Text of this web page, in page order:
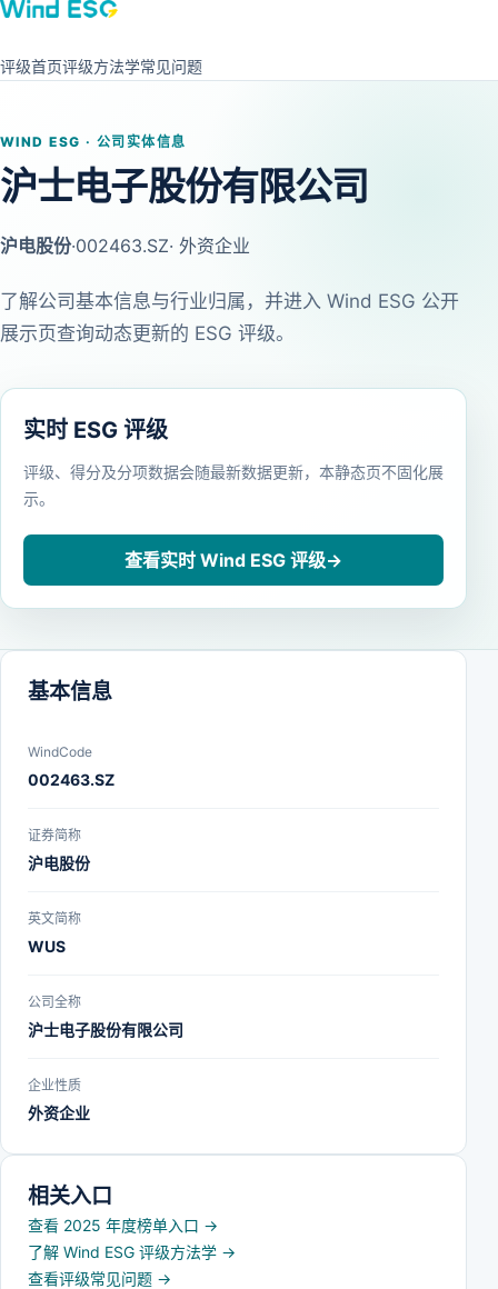
评级首页评级方法学常见问题
WIND ESG · 公司实体信息
沪士电子股份有限公司
沪电股份·002463.SZ· 外资企业
了解公司基本信息与行业归属，并进入 Wind ESG 公开
展示页查询动态更新的 ESG 评级。
实时 ESG 评级
评级、得分及分项数据会随最新数据更新，本静态页不固化展
示。
查看实时 Wind ESG 评级→
基本信息
WindCode
002463.SZ
证券简称
沪电股份
英文简称
WUS
公司全称
沪士电子股份有限公司
企业性质
外资企业
相关入口
查看 2025 年度榜单入口 →
了解 Wind ESG 评级方法学 →
查看评级常见问题 →